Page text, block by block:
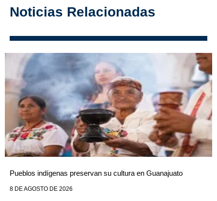
Noticias Relacionadas
Pueblos indígenas preservan su cultura en Guanajuato
8 DE AGOSTO DE 2026